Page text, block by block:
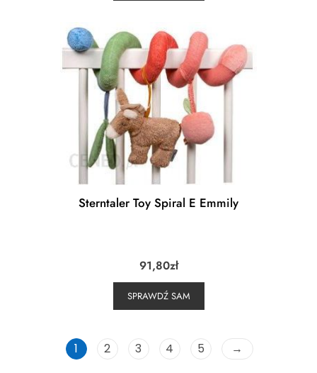
Sterntaler Toy Spiral E Emmily
91,80zł
SPRAWDŹ SAM
1 2 3 4 5 →